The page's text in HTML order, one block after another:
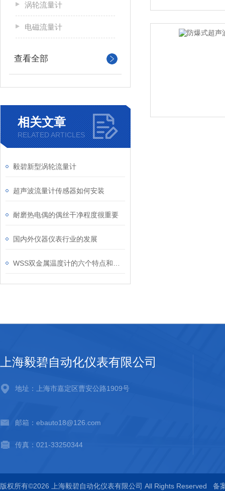
涡轮流量计
电磁流量计
查看全部
相关文章
RELATED ARTICLES
毅碧新型涡轮流量计
超声波流量计传感器如何安装
耐磨热电偶的偶丝干净程度很重要
国内外仪器仪表行业的发展
上海毅碧自动化仪表有限公司
地址：上海市嘉定区曹安公路1909号
邮箱：ebauto18@126.com
传真：021-33250344
版权所有©2026 上海毅碧自动化仪表有限公司 All Rights Reserved 备